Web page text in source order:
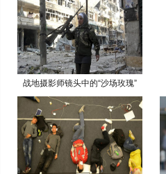
战地摄影师镜头中的“沙场玫瑰”